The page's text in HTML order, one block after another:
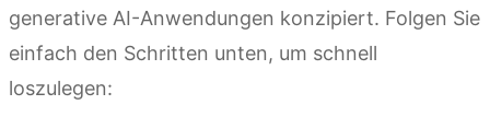
generative AI-Anwendungen konzipiert. Folgen Sie
einfach den Schritten unten, um schnell
loszulegen: